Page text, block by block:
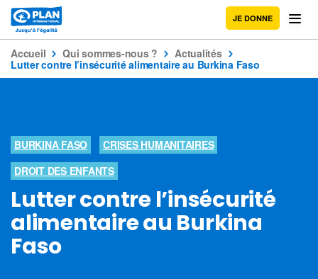
JE DONNE
Accueil Qui sommes-nous ?
Actualités
Lutter contre l’insécurité alimentaire au Burkina Faso
BURKINA FASO
CRISES HUMANITAIRES
DROIT DES ENFANTS
Lutter contre l’insécurité
alimentaire au Burkina
Faso